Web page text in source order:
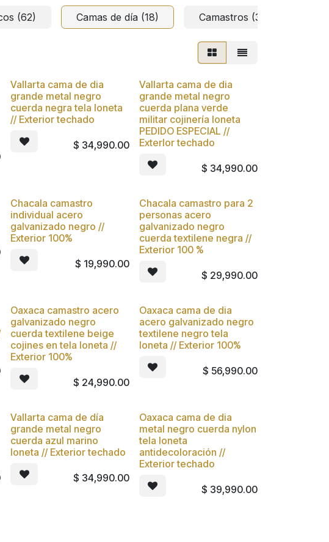
(62) Camas de día (18) Camastros (34)
Nuevo
Vallarta cama de dia
grande metal negro
cuerda negra tela loneta
// Exterior techado
$ 34,990.00
Nuevo
Vallarta cama de dia
grande metal negro
cuerda plana verde
militar cojinería loneta
PEDIDO ESPECIAL //
ExterIor techado
$ 34,990.00
Nuevo
Chacala camastro
individual acero
galvanizado negro //
Exterior 100%
$ 19,990.00
Nuevo
Chacala camastro para 2
personas acero
galvanizado negro
cuerda textilene negra //
Exterior 100 %
$ 29,990.00
Nuevo
Oaxaca camastro acero
galvanizado negro
cuerda textilene beige
cojines en tela loneta //
Exterior 100%
$ 24,990.00
Nuevo
Oaxaca cama de dia
acero galvanizado negro
textilene negro tela
loneta // Exterior 100%
$ 56,990.00
Vallarta cama de día
grande metal negro
cuerda azul marino
loneta // Exterior techado
$ 34,990.00
Oaxaca cama de dia
metal negro cuerda nylon
tela loneta
antidecoloración //
Exterior techado
$ 39,990.00